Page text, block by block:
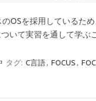
のOSを採用しているた
いて実習を通して学
タグ: C言語, FOCUS ,